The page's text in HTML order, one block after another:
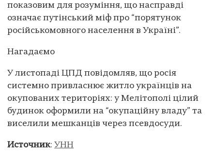
показовим для розуміння, що насправді
означає путінський міф про “порятунок
російськомовного населення в Україні”.
Нагадаємо
У листопаді ЦПД повідомляв, що росія
системно привласнює житло українців на
окупованих територіях: у Мелітополі цілий
будинок оформили на “окупаційну владу” та
виселили мешканців через псевдосуди.
Источник: УНН